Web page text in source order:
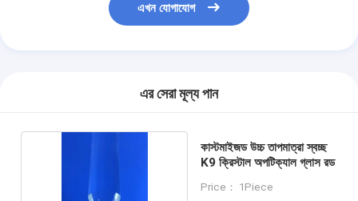
এখন যোগাযোগ
এর সেরা মূল্য পান
কাস্টমাইজড উচ্চ তাপমাত্রা স্বচ্ছ
K9 ক্রিস্টাল অপটিক্যাল গ্লাস রড
Price： 1Piece